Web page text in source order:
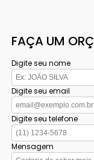
FAÇA UM
Digite seu nome
Digite seu email
Digite seu telefone
Mensagem